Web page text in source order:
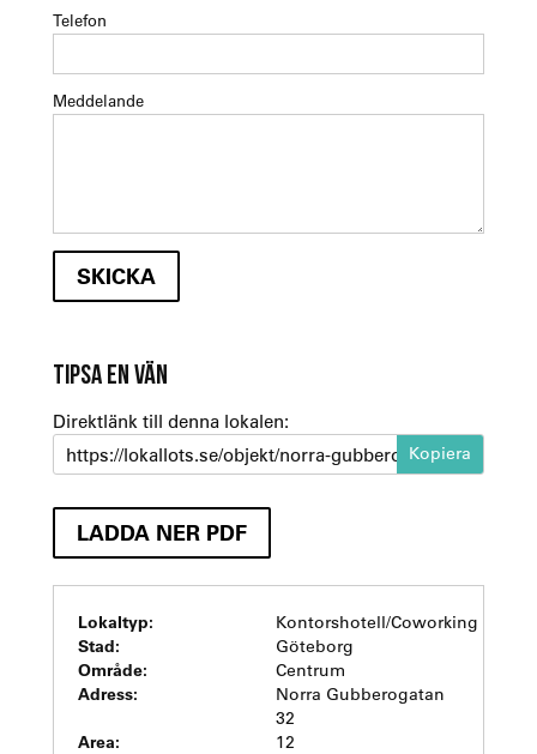
Telefon
Meddelande
TIPSA EN VÄN
Direktlänk till denna lokalen:
https://lokallots.se/objekt/norra-gubberogatan-32-3
LADDA NER PDF
Lokaltyp: Kontorshotell/Coworking
Stad: Göteborg
Område: Centrum
Adress:
Norra Gubberogatan
32
Area: 12